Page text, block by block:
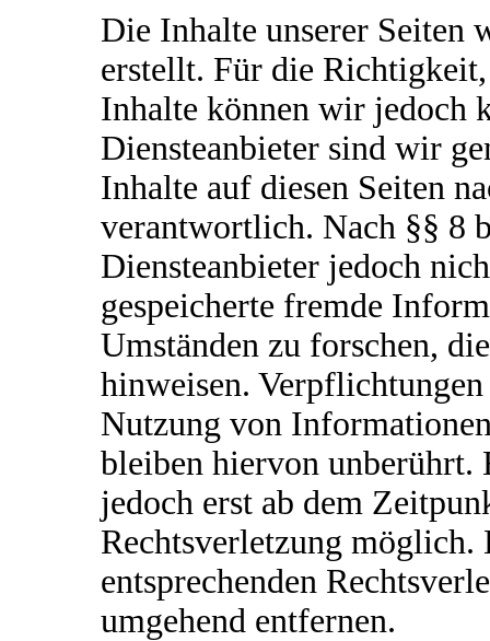
Die Inhalte unserer Seiten
erstellt. Für die
Inhalte können wir jedoch
Diensteanbieter sind wir
Inhalte auf diesen Seiten
verantwortlich. Nach §§ 8
Diensteanbieter jedoch
gespeicherte fremde
Umständen zu forschen,
hinweisen.
Nutzung von
bleiben hiervon unberührt.
jedoch erst ab dem
Rechtsverletzung
entsprechenden
umgehend entfernen.